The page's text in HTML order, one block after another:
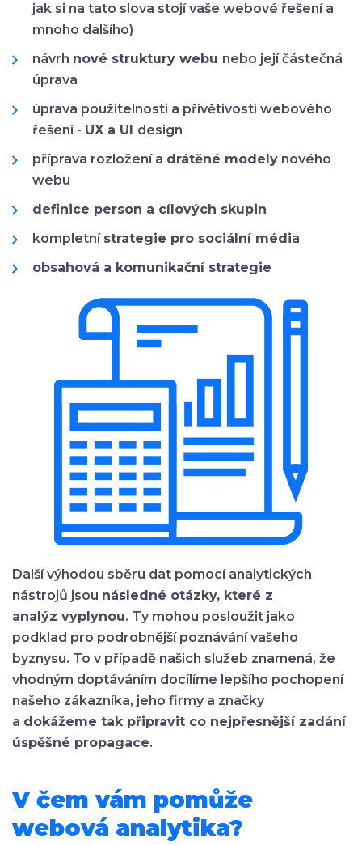
jak si na tato slova stojí vaše webové řešení a
mnoho dalšího)
návrh nové struktury webu nebo její částečná
úprava
úprava použitelnosti a přívětivosti webového
řešení - UX a UI design
příprava rozložení a drátěné modely nového
webu
definice person a cílových skupin
kompletní strategie pro sociální média
obsahová a komunikační strategie
Další výhodou sběru dat pomocí analytických
nástrojů jsou následné otázky, které z
analýz vyplynou. Ty mohou posloužit jako
podklad pro podrobnější poznávání vašeho
byznysu. To v případě našich služeb znamená, že
vhodným doptáváním docílíme lepšího pochopení
našeho zákazníka, jeho firmy a značky
a dokážeme tak připravit co nejpřesnější zadání
úspěšné propagace.
V čem vám pomůže
webová analytika?